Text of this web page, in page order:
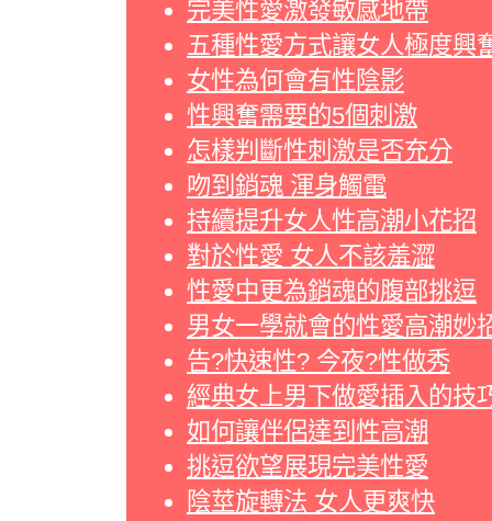
完美性愛激發敏感地帶
五種性愛方式讓女人極度興
女性為何會有性陰影
性興奮需要的5個刺激
怎樣判斷性刺激是否充分
吻到銷魂 渾身觸電
持續提升女人性高潮小花招
對於性愛 女人不該羞澀
性愛中更為銷魂的腹部挑逗
男女一學就會的性愛高潮妙
告?快速性? 今夜?性做秀
經典女上男下做愛插入的技
如何讓伴侶達到性高潮
挑逗欲望展現完美性愛
陰莖旋轉法 女人更爽快